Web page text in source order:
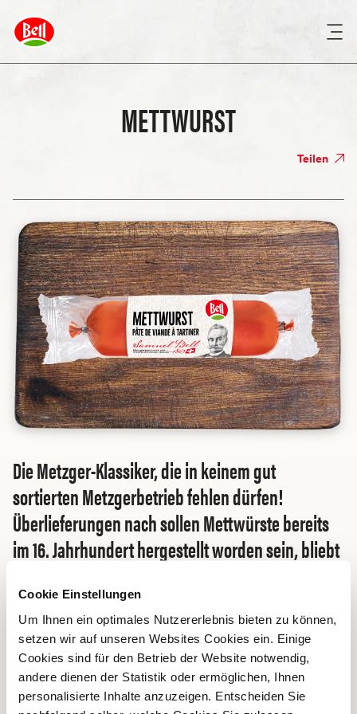
Cookie Einstellungen
Um Ihnen ein optimales Nutzererlebnis bieten zu können,
setzen wir auf unseren Websites Cookies ein. Einige
Cookies sind für den Betrieb der Website notwendig,
andere dienen der Statistik oder ermöglichen, Ihnen
personalisierte Inhalte anzuzeigen. Entscheiden Sie
METTWURST
Teilen
Die Metzger-Klassiker, die in keinem gut
sortierten Metzgerbetrieb fehlen dürfen!
Überlieferungen nach sollen Mettwürste bereits
im 16. Jahrhundert hergestellt worden sein, bliebt
oder ganz einfach auf's Brötchen gestrichen, ihr
Geschmack hat sich über Jahre bewährt.
Online einkaufen